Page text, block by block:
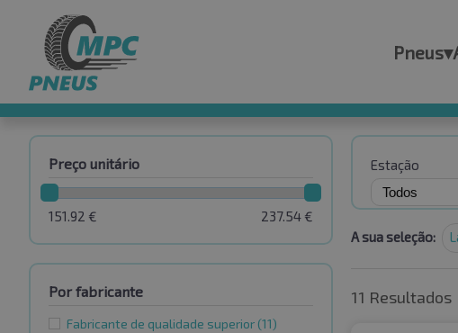
Pneus▾
Preço unitário
237.54 €
151.92 €
Por fabricante
Fabricante de qualidade superior (11)
Estação
A sua seleção:
11 Resultados